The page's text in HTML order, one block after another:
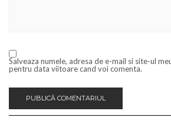
Salveaza numele, adresa de e-mail si site-ul
pentru data viitoare cand voi comenta.